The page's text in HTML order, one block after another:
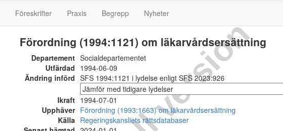
Föreskrifter Praxis Begrepp Nyheter
Förordning (1994:1121) om läkarvårdsersättning
Departement Socialdepartementet
Utfärdad 1994-06-09
Ändring införd SFS 1994:1121 i lydelse enligt SFS 2023:926
Ikraft 1994-07-01
Upphäver Förordning (1993:1663) om läkarvårdsersättning
Källa Regeringskansliets rättsdatabaser